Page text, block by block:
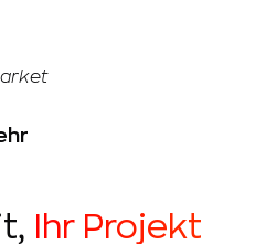
Ihr Projekt